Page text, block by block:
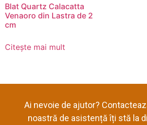
Blat Quartz Calacatta
Venaoro din Lastra de 2
cm
Citește mai mult
Ai nevoie de ajutor?
noastră de asistență îți stă la